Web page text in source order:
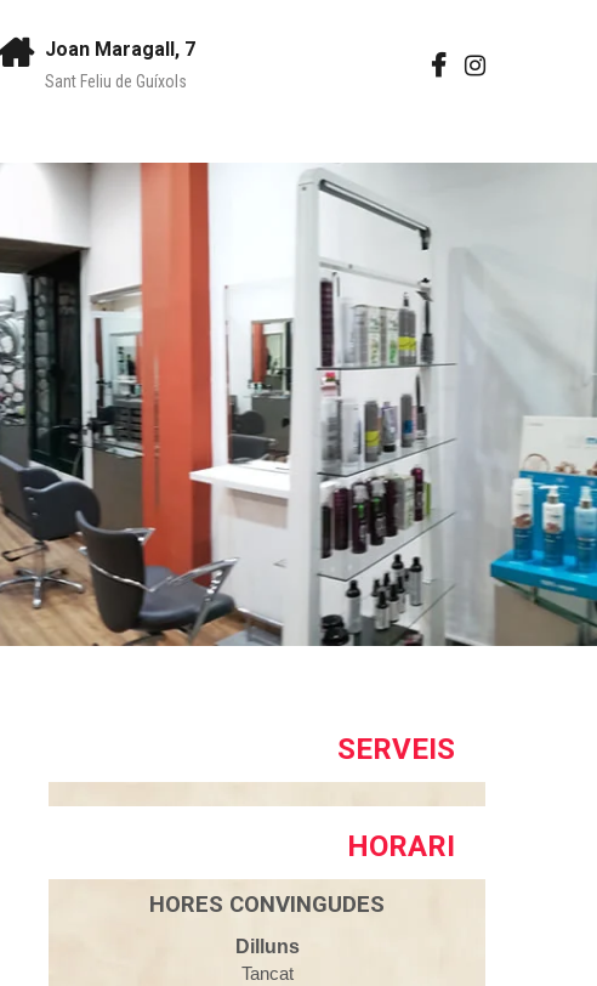
Joan Maragall, 7
Sant Feliu de Guíxols
SERVEIS
HORARI
HORES CONVINGUDES
Dilluns
Tancat